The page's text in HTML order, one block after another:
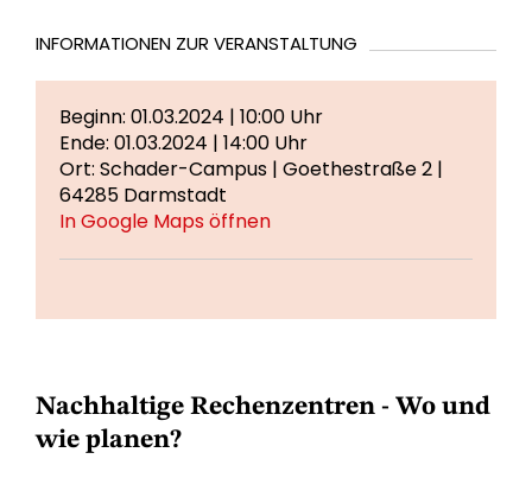
INFORMATIONEN ZUR VERANSTALTUNG
Beginn: 01.03.2024 | 10:00 Uhr
Ende: 01.03.2024 | 14:00 Uhr
Ort: Schader-Campus | Goethestraße 2 |
64285 Darmstadt
In Google Maps öffnen
Nachhaltige Rechenzentren - Wo und
wie planen?